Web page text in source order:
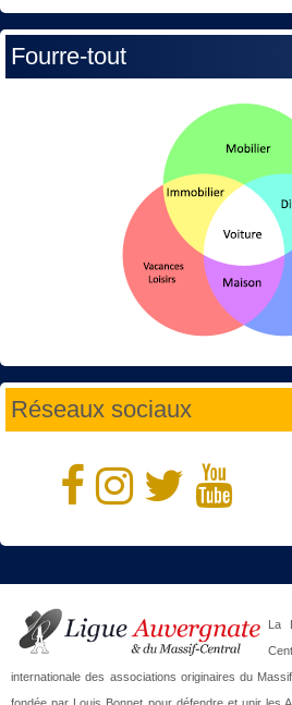
Fourre-tout
Réseaux sociaux
La
internationale des associations originaires du